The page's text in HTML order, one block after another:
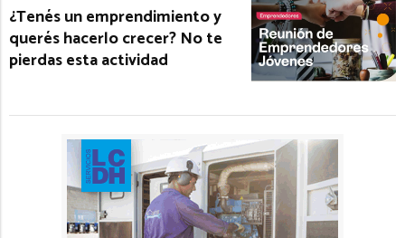
¿Tenés un emprendimiento y
querés hacerlo crecer? No te
pierdas esta actividad